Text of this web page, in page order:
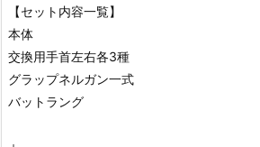
【セット内容一覧】
本体
交換用手首左右各3種
グラップネルガン一式
バットラング